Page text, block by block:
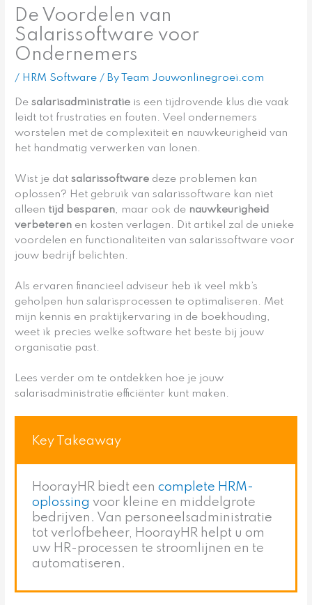
De Voordelen van
Salarissoftware voor
Ondernemers
/ HRM Software / By Team Jouwonlinegroei.com
Desalarisadministratie is een tijdrovende klus die vaak
leidt tot frustraties en fouten. Veel ondernemers
worstelen met de complexiteit en nauwkeurigheid van
het handmatig verwerken van lonen.
Wist je datsalarissoftware deze problemen kan
oplossen? Het gebruik van salarissoftware kan niet
alleen tijd besparen, maar ook de nauwkeurigheid
verbeteren en kosten verlagen. Dit artikel zal de unieke
voordelen en functionaliteiten van salarissoftware voor
jouw bedrijf belichten.
Als ervaren financieel adviseur heb ik veel mkb’s
geholpen hun salarisprocessen te optimaliseren. Met
mijn kennis en praktijkervaring in de boekhouding,
weet ik precies welke software het beste bij jouw
organisatie past.
Lees verder om te ontdekken hoe je jouw
salarisadministratie efficiënter kunt maken.
Key Takeaway
HoorayHR biedt eencomplete HRM-
oplossing voor kleine en middelgrote
bedrijven. Van personeelsadministratie
tot verlofbeheer, HoorayHR helpt u om
uw HR-processen te stroomlijnen en te
automatiseren.